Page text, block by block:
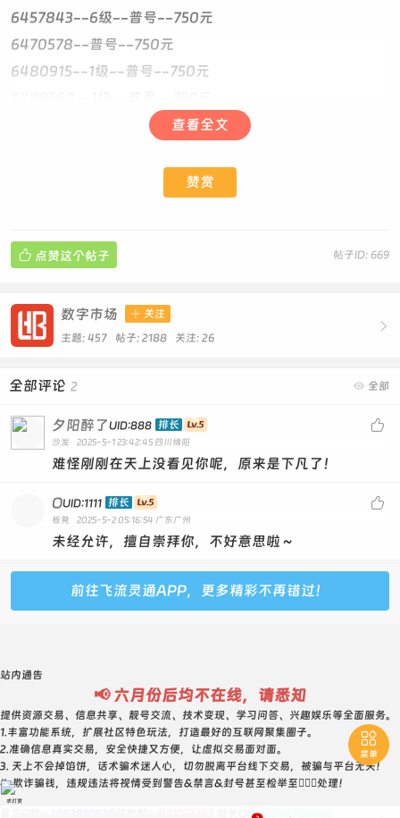
6457843--6级--普号--750元
6470578--普号--750元
6480915--1级--普号--750元
6514881--5级--普号--750元 内对子
6575142--5级--普号--750元
6597344--0级--普号--750元 对子尾
6639240--1级--普号--750元 对子开
6666219 普号 2级 4800元 干净6666 生日219
6666974--普号--3级--3300元 极品4A 干净处号
6673271--0级--普号--800元
6718207--0级--普号--800元
6749029--1级--普号--750元
6750653--5级--普号--800元
6753595--5级--普号--800元
6764135--普号--750元
6837147--2级--普号--750元
6847033--6级--普号--750元 对子尾
6837902--6级--普号--800元
6838781--5级--普号--950元
6872906--普号--800元
6912241--0级--普号--750元
6918608--6级--普号--800元
查看全文
赞赏
帖子ID: 669
 点赞这个帖子

数字市场  关注
主题: 457 帖子: 2188 关注: 26
 全部
全部评论 2

夕阳醉了UID:888 排长
沙发 2025-5-1 23:42:45 四川绵阳
难怪刚刚在天上没看见你呢，原来是下凡了！

OUID:1111 排长
板凳 2025-5-2 05:16:54 广东广州
未经允许，擅自崇拜你，不好意思啦～
前往飞流灵通APP，更多精彩不再错过！

菜单
站内通告
📢 六月份后均不在线，请悉知
提供资源交易、信息共享、靓号交流、技术变现、学习问答、兴趣娱乐等全面服务。
1.丰富功能系统，扩展社区特色玩法，打造最好的互联网聚集圈子。
2.准确信息真实交易，安全快捷又方便，让虚拟交易面对面。
3. 天上不会掉馅饼，话术骗术迷人心，切勿脱离平台线下交易，被骗与平台无关！
4. 欺诈骗钱，违规违法将视情受到警告&禁言&封号甚至检举至👮🏻‍♀️处理！
站长QQ：
求打赏